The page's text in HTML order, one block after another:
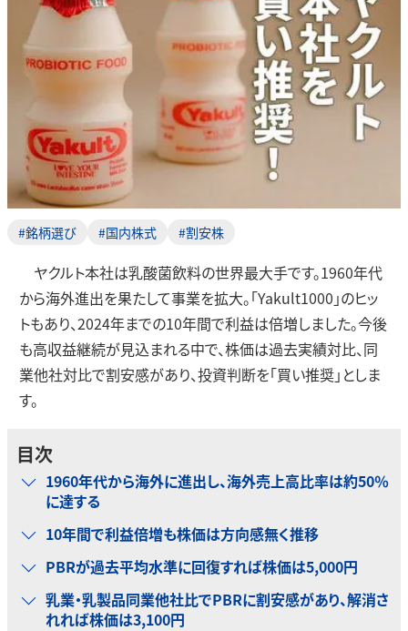
#銘柄選び #国内株式 #割安株
ヤクルト本社は乳酸菌飲料の世界最大手です。1960年代
から海外進出を果たして事業を拡大。「Yakult1000」のヒッ
トもあり、2024年までの10年間で利益は倍増しました。今後
も高収益継続が見込まれる中で、株価は過去実績対比、同
業他社対比で割安感があり、投資判断を「買い推奨」としま
す。
目次
1960年代から海外に進出し、海外売上高比率は約50％
に達する
10年間で利益倍増も株価は方向感無く推移
PBRが過去平均水準に回復すれば株価は5,000円
乳業・乳製品同業他社比でPBRに割安感があり、解消さ
れれば株価は3,100円